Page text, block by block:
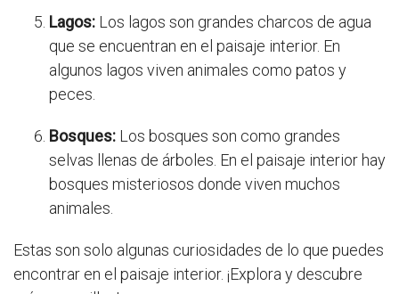
Lagos: Los lagos son grandes charcos de agua
que se encuentran en el paisaje interior. En
algunos lagos viven animales como patos y
peces.
Bosques: Los bosques son como grandes
selvas llenas de árboles. En el paisaje interior hay
bosques misteriosos donde viven muchos
animales.
Estas son solo algunas curiosidades de lo que puedes
encontrar en el paisaje interior. ¡Explora y descubre